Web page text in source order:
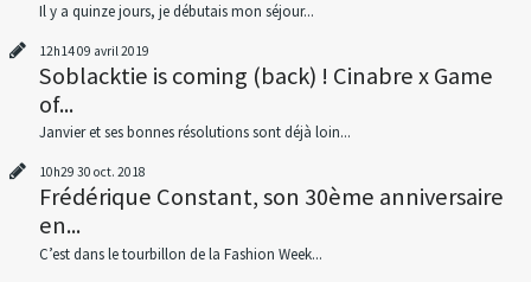
Il y a quinze jours, je débutais mon séjour...
12h1409 avril 2019
Soblacktie is coming (back) ! Cinabre x Game
of...
Janvier et ses bonnes résolutions sont déjà loin...
10h29 30 oct. 2018
Frédérique Constant, son 30ème anniversaire
en...
C’est dans le tourbillon de la Fashion Week...